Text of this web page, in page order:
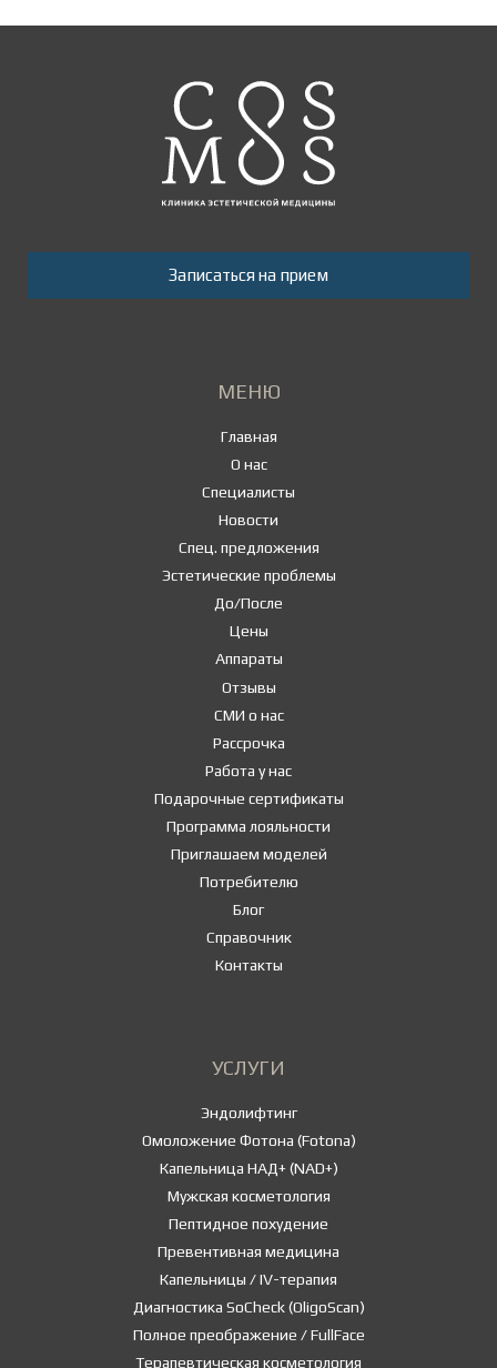
Записаться на прием
МЕНЮ
Главная
О нас
Специалисты
Новости
Спец. предложения
Эстетические проблемы
До/После
Цены
Аппараты
Отзывы
СМИ о нас
Рассрочка
Работа у нас
Подарочные сертификаты
Программа лояльности
Приглашаем моделей
Потребителю
Блог
Справочник
Контакты
УСЛУГИ
Эндолифтинг
Омоложение Фотона (Fotona)
Капельница НАД+ (NAD+)
Мужская косметология
Пептидное похудение
Превентивная медицина
Капельницы / IV-терапия
Диагностика SoCheck (OligoScan)
Полное преображение / FullFace
Терапевтическая косметология